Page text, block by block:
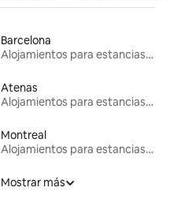
Barcelona
Alojamientos para estancias largas
Atenas
Alojamientos para estancias largas
Montreal
Alojamientos para estancias largas
Mostrar más